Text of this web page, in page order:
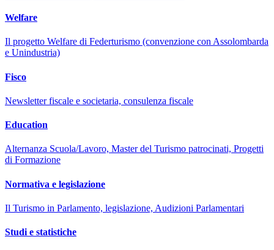
Welfare
Il progetto Welfare di Federturismo (convenzione con Assolombarda
e Unindustria)
Fisco
Newsletter fiscale e societaria, consulenza fiscale
Education
Alternanza Scuola/Lavoro, Master del Turismo patrocinati, Progetti
di Formazione
Normativa e legislazione
Il Turismo in Parlamento, legislazione, Audizioni Parlamentari
Studi e statistiche